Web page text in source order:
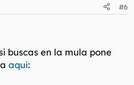
#6
buscas en la mula pone
aqui: